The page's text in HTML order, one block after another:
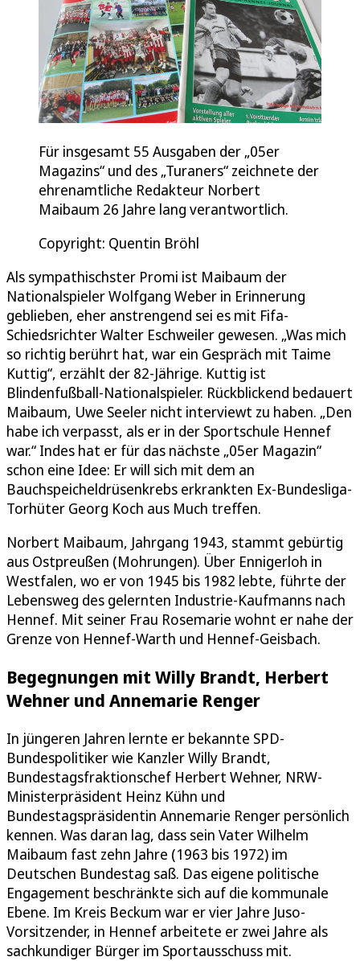
Für insgesamt 55 Ausgaben der „05er
Magazins“ und des „Turaners“ zeichnete der
ehrenamtliche Redakteur Norbert
Maibaum 26 Jahre lang verantwortlich.
Copyright: Quentin Bröhl
Als sympathischster Promi ist Maibaum der
Nationalspieler Wolfgang Weber in Erinnerung
geblieben, eher anstrengend sei es mit Fifa-
Schiedsrichter Walter Eschweiler gewesen. „Was mich
so richtig berührt hat, war ein Gespräch mit Taime
Kuttig“, erzählt der 82-Jährige. Kuttig ist
Blindenfußball-Nationalspieler. Rückblickend bedauert
Maibaum, Uwe Seeler nicht interviewt zu haben. „Den
habe ich verpasst, als er in der Sportschule Hennef
war.“ Indes hat er für das nächste „05er Magazin“
schon eine Idee: Er will sich mit dem an
Bauchspeicheldrüsenkrebs erkrankten Ex-Bundesliga-
Torhüter Georg Koch aus Much treffen.
Norbert Maibaum, Jahrgang 1943, stammt gebürtig
aus Ostpreußen (Mohrungen). Über Ennigerloh in
Westfalen, wo er von 1945 bis 1982 lebte, führte der
Lebensweg des gelernten Industrie-Kaufmanns nach
Hennef. Mit seiner Frau Rosemarie wohnt er nahe der
Grenze von Hennef-Warth und Hennef-Geisbach.
Begegnungen mit Willy Brandt, Herbert
Wehner und Annemarie Renger
In jüngeren Jahren lernte er bekannte SPD-
Bundespolitiker wie Kanzler Willy Brandt,
Bundestagsfraktionschef Herbert Wehner, NRW-
Ministerpräsident Heinz Kühn und
Bundestagspräsidentin Annemarie Renger persönlich
kennen. Was daran lag, dass sein Vater Wilhelm
Maibaum fast zehn Jahre (1963 bis 1972) im
Deutschen Bundestag saß. Das eigene politische
Engagement beschränkte sich auf die kommunale
Ebene. Im Kreis Beckum war er vier Jahre Juso-
Vorsitzender, in Hennef arbeitete er zwei Jahre als
sachkundiger Bürger im Sportausschuss mit.